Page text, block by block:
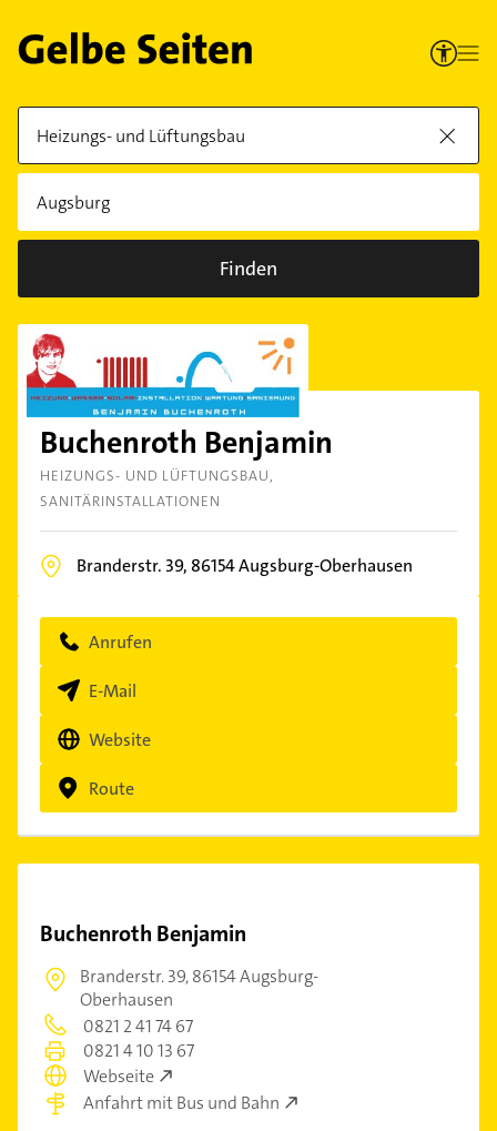
Finden
Buchenroth Benjamin
HEIZUNGS- UND LÜFTUNGSBAU
SANITÄRINSTALLATIONEN
Branderstr. 39, 86154Augsburg-Oberhausen
Anrufen
E-Mail
Website
Route
Buchenroth Benjamin
Branderstr. 39,86154 Augsburg-
Oberhausen
0821 2 41 74 67
0821 4 10 13 67
Webseite
Anfahrt mit Bus und Bahn